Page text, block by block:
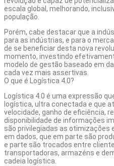
escala global, melhorando,
população.
Porém, cabe destacar que a
para as indústrias, e para o
de se beneficiar desta nova
momento, investindo
modelo de gestão baseado em
cada vez mais assertivas.
O que é Logística 4.0?
Logística 4.0 é uma expressão
logística, ultra conectada e que
velocidade, ganho de eficiência,
disponibilidade de informações
são privilegiadas as otimizações
em dados, que em parte são
e parte são trocados entre
transportadoras, armazéns e
cadeia logística.